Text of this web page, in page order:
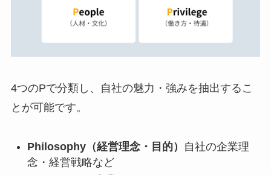
4つのPで分類し、自社の魅力・強みを抽出するこ
とが可能です。
Philosophy（経営理念・目的）
自社の企業理
念・経営戦略など